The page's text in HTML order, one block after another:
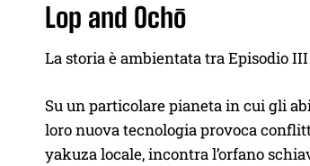
Lop and Ochō
La storia è ambientata tra Episodio
Su un particolare pianeta in cui gli
loro nuova tecnologia provoca
yakuza locale, incontra l’orfano